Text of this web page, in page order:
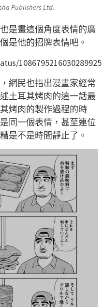
Publishers Ltd.
是畫這個角度表情的廣
是他的招牌表情吧。
1086795216030289925
網民也指出漫畫家經常
土耳其烤肉的這一話最
烤肉的製作過程的時
同一個表情，甚至連位
是不是時間靜止了。